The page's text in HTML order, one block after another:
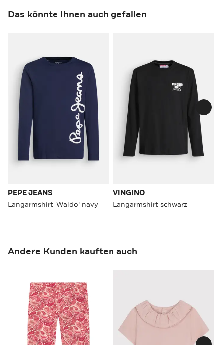
Das könnte Ihnen auch gefallen
PEPE JEANS
Langarmshirt 'Waldo' navy
VINGINO
Langarmshirt schwarz
Andere Kunden kauften auch